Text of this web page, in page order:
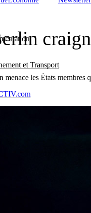
et Transport
menace les États membres